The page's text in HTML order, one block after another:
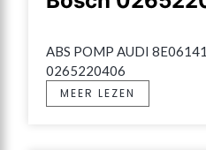
ABS POMP AUDI
0265220406
MEER LEZEN